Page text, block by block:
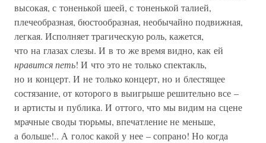
высокая, с тоненькой шеей, с тоненькой талией,
плечеобразная, бюстообразная, необычайно подвижная,
легкая. Исполняет трагическую роль, кажется,
что на глазах слезы. И в то же время видно, как ей
нравится петь! И что это не только спектакль,
но и концерт. И не только концерт, но и блестящее
состязание, от которого в выигрыше решительно все –
и артисты и публика. И оттого, что мы видим на сцене
мрачные своды тюрьмы, впечатление не меньше,
а больше!.. А голос какой у нее – сопрано! Но когда